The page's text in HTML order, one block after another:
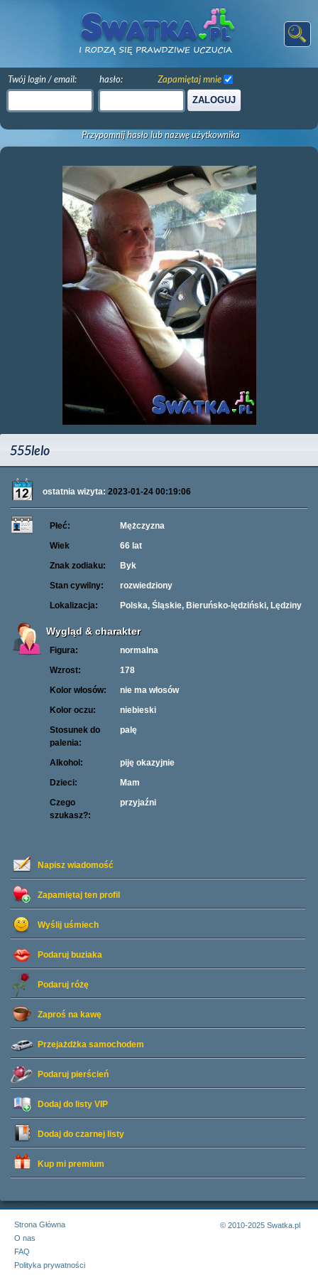
Twój login / email: hasło:
ZALOGUJ
Zapamiętaj mnie
Przypomnij hasło lub nazwę użytkownika
555lelo
ostatnia wizyta: 2023-01-24 00:19:06
Napisz wiadomość
Zapamiętaj ten profil
Wyślij uśmiech
Podaruj buziaka
Podaruj różę
Zaproś na kawę
Przejażdżka samochodem
Podaruj pierścień
Dodaj do listy VIP
Dodaj do czarnej listy
Kup mi premium
Płeć:
Mężczyzna
Wiek
66 lat
Znak zodiaku:
Byk
Stan cywilny:
rozwiedziony
Lokalizacja:
Polska, Śląskie, Bieruńsko-lędziński, Lędziny
Wygląd & charakter
Figura:
normalna
Wzrost:
178
Kolor włosów:
nie ma włosów
Kolor oczu:
niebieski
Stosunek do
palenia:
palę
Alkohol:
piję okazyjnie
Dzieci:
Mam
Czego
szukasz?:
przyjaźni
Strona Główna
O nas
FAQ
Polityka prywatności
© 2010-2025 Swatka.pl